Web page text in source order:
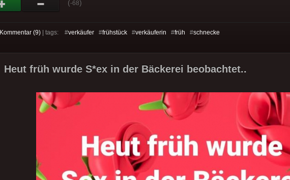
(-68)
Kommentar (9) | tags: #verkäufer #frühstück #verkäuferin #früh #schnecke
Heut früh wurde S*ex in der Bäckerei beobachtet..